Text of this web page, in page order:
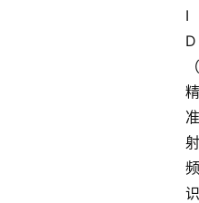
I
D
（
精
准
射
频
识